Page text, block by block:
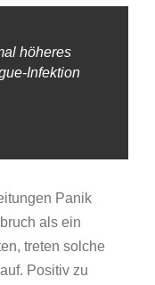
höheres
Infektion
Panik
als ein
treten solche
Positiv zu